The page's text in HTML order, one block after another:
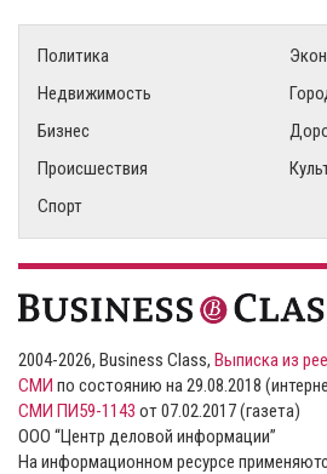
Политика
Недвижимость
Бизнес
Происшествия
Спорт
2004-2026, Business Class, Выписка из
СМИ по состоянию на 29.08.2018
СМИ ПИ59-1143 от 07.02.2017 (газета)
ООО “Центр деловой информации”
На информационном ресурсе